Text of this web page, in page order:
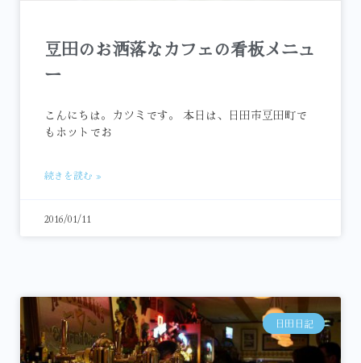
豆田のお洒落なカフェの看板メニュ
ー
こんにちは。カツミです。 本日は、日田市豆田町で
もホットでお
続きを読む »
2016/01/11
日田日記